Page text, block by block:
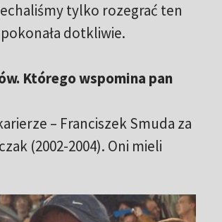
tylko rozegrać ten
dotkliwie.
Którego wspomina pan
– Franciszek Smuda za
(2002-2004). Oni mieli